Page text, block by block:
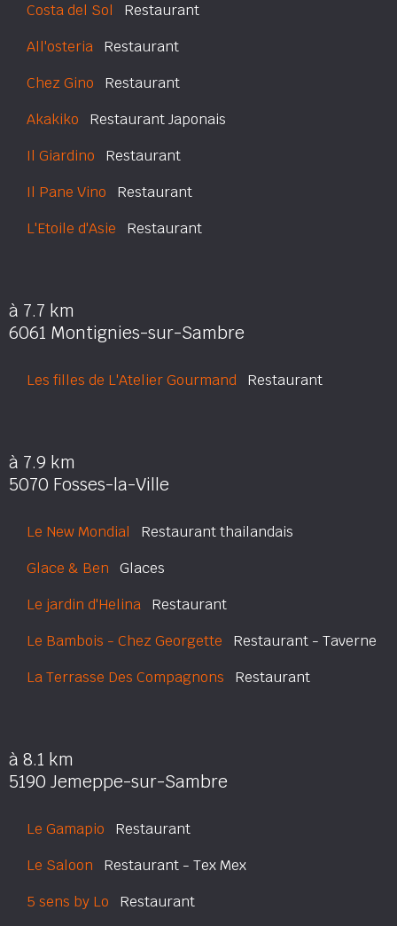
Costa del Sol Restaurant
All'osteria Restaurant
Chez Gino Restaurant
Akakiko Restaurant Japonais
Il Giardino Restaurant
Il Pane Vino Restaurant
L'Etoile d'Asie Restaurant
à 7.7 km
6061 Montignies-sur-Sambre
Les filles de L'Atelier Gourmand Restaurant
à 7.9 km
5070 Fosses-la-Ville
Le New Mondial Restaurant thailandais
Glace & Ben Glaces
Le jardin d'Helina Restaurant
Le Bambois - Chez Georgette Restaurant - Taverne
La Terrasse Des Compagnons Restaurant
à 8.1 km
5190 Jemeppe-sur-Sambre
Le Gamapio Restaurant
Le Saloon Restaurant - Tex Mex
5 sens by Lo Restaurant